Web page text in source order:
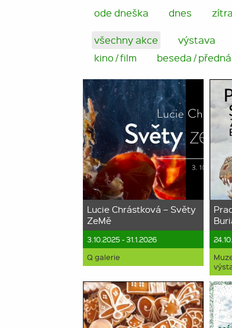
ode dneška dnes zítra
všechny akce výstava
kino / film
beseda /
Lucie Chrástková – Světy
ZeMě
3.10.2025 - 31.1.2026
Q galerie